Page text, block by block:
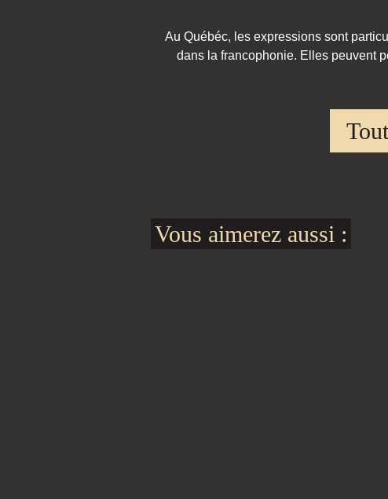
Au Québéc, les expressions sont
dans la francophonie. Elles peuvent
Vous aimerez aussi :